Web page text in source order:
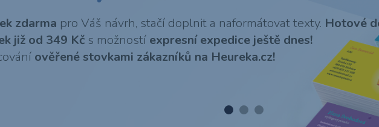
pozvánky, PFka
prezentační desky
Vstupenky
Billboardy &
bigboardy
zdarma pro Váš návrh, stačí doplnit a naformátovat texty. Hotové
již od 349 Kč s možností expresní expedice ještě dnes!
ověřené stovkami zákazníků na Heureka.cz!